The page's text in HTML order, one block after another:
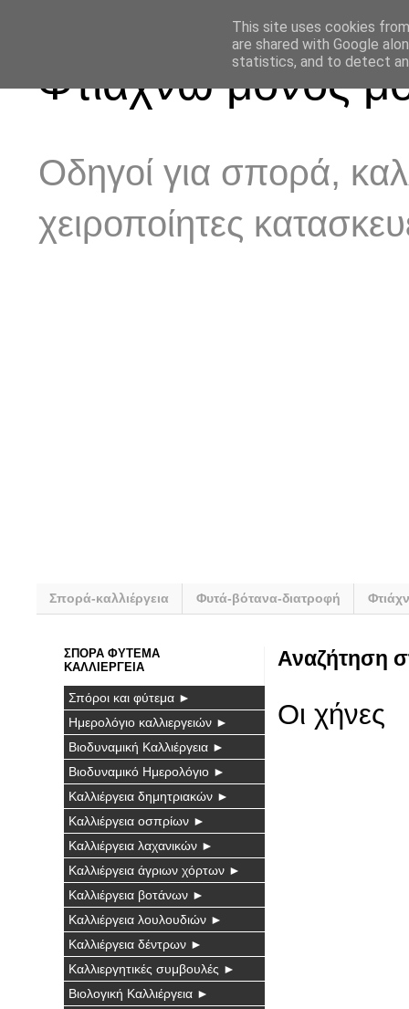
Φτιάχνω μόνος
Οδηγοί για σπορά,
χειροποίητες
Σπορά-καλλιέργεια Φυτά-βότανα-διατροφή
Αναζήτηση
Οι χήνες
ΣΠΟΡΑ ΦΥΤΕΜΑ
ΚΑΛΛΙΕΡΓΕΙΑ
Σπόροι και φύτεμα ►
Ημερολόγιο καλλιεργειών ►
Βιοδυναμική Καλλιέργεια ►
Βιοδυναμικό Ημερολόγιο ►
Καλλιέργεια δημητριακών ►
Καλλιέργεια οσπρίων ►
Καλλιέργεια λαχανικών ►
Καλλιέργεια άγριων χόρτων ►
Καλλιέργεια βοτάνων ►
Καλλιέργεια λουλουδιών ►
Καλλιέργεια δέντρων ►
Καλλιεργητικές συμβουλές ►
Βιολογική Καλλιέργεια ►
This site uses cookies
are shared with Google
statistics, and to detect